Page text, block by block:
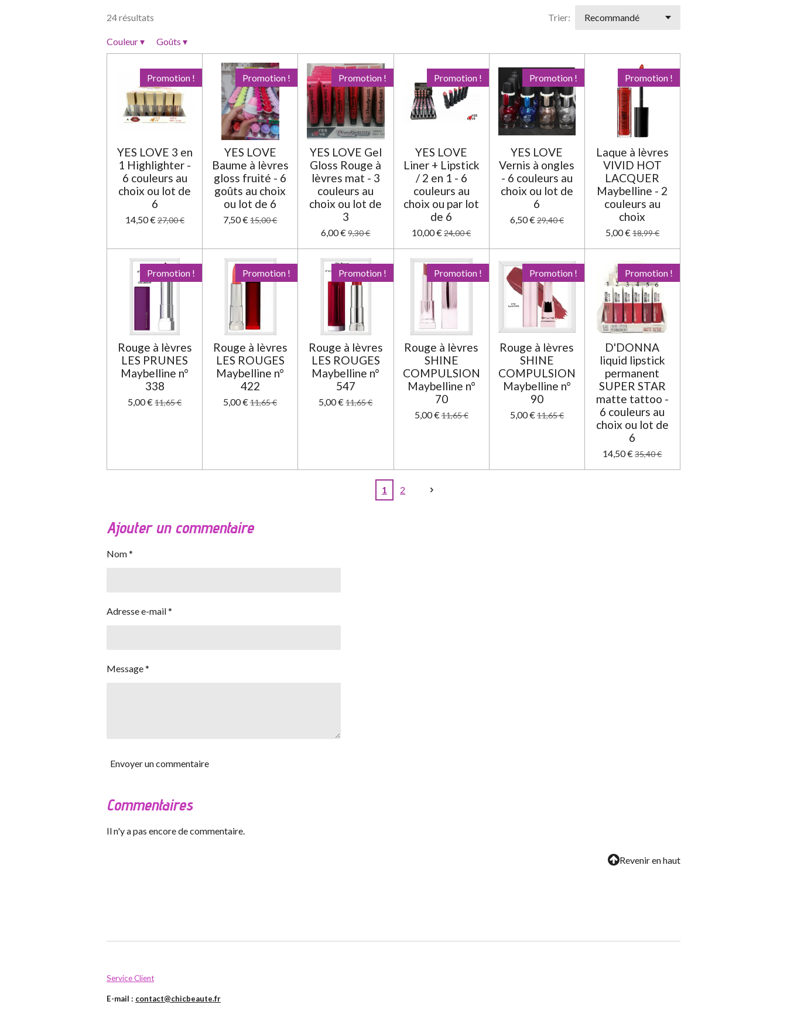
t
o
n
l
l
s
l
24 résultats Trier:
Couleur▾ Goûts ▾
Promotion !
YES LOVE 3 en
1 Highlighter -
6 couleurs au
choix ou lot de
6
14,50 €27,00 €
Promotion !
YES LOVE
Baume à lèvres
gloss fruité - 6
goûts au choix
ou lot de 6
7,50 €15,00 €
Promotion !
YES LOVE Gel
Gloss Rouge à
lèvres mat - 3
couleurs au
choix ou lot de
3
6,00 € 9,30 €
Promotion !
YES LOVE
Liner + Lipstick
/ 2 en 1 - 6
couleurs au
choix ou par lot
de 6
10,00 €24,00 €
Promotion !
YES LOVE
Vernis à ongles
- 6 couleurs au
choix ou lot de
6
6,50 €29,40 €
Promotion !
Laque à lèvres
VIVID HOT
LACQUER
Maybelline - 2
couleurs au
choix
5,00 €18,99 €
Promotion !
Rouge à lèvres
LES PRUNES
Maybelline n°
338
5,00 €11,65 €
Promotion !
Rouge à lèvres
LES ROUGES
Maybelline n°
422
5,00 €11,65 €
Promotion !
Rouge à lèvres
LES ROUGES
Maybelline n°
547
5,00 € 11,65 €
Promotion !
Rouge à lèvres
SHINE
COMPULSION
Maybelline n°
70
5,00 €11,65 €
Promotion !
Rouge à lèvres
SHINE
COMPULSION
Maybelline n°
90
5,00 €11,65 €
Promotion !
D'DONNA
liquid lipstick
permanent
SUPER STAR
matte tattoo -
6 couleurs au
choix ou lot de
6
14,50 € 35,40 €
1 2
Ajouter un commentaire
Nom *
Adresse e-mail *
Message *
Envoyer un commentaire
Commentaires
Il n'y a pas encore de commentaire.
Revenir en haut
Service Client
E-mail : contact@chicbeaute.fr